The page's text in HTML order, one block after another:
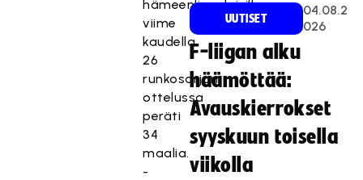
hämeenlinnalaisille
viime
kaudella
26
runkosarjan
ottelussa
peräti
34
maalia.
-
UUTISET
04.08.2
026
F-liigan alku
häämöttää:
Avauskierrokset
syyskuun toisella
viikolla